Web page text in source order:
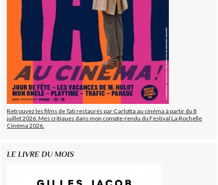
Retrouvez les films de Tati restaurés par Carlotta au cinéma à partir du 8
juillet 2026. Mes critiques dans mon compte-rendu du Festival La Rochelle
Cinéma 2026.
LE LIVRE DU MOIS